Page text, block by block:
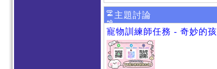
主題討論
寵物訓練師任務 - 奇妙的